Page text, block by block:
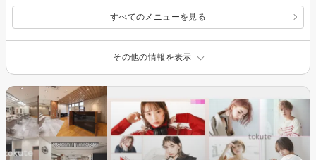
すべてのメニューを見る
その他の情報を表示